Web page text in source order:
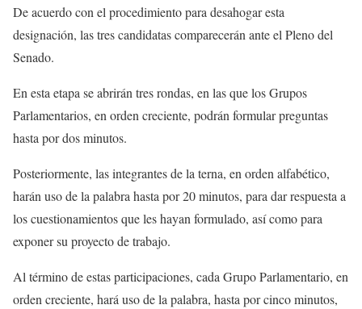
De acuerdo con el procedimiento para desahogar esta
designación, las tres candidatas comparecerán ante el Pleno del
Senado.
En esta etapa se abrirán tres rondas, en las que los Grupos
Parlamentarios, en orden creciente, podrán formular preguntas
hasta por dos minutos.
Posteriormente, las integrantes de la terna, en orden alfabético,
harán uso de la palabra hasta por 20 minutos, para dar respuesta a
los cuestionamientos que les hayan formulado, así como para
exponer su proyecto de trabajo.
Al término de estas participaciones, cada Grupo Parlamentario, en
orden creciente, hará uso de la palabra, hasta por cinco minutos,